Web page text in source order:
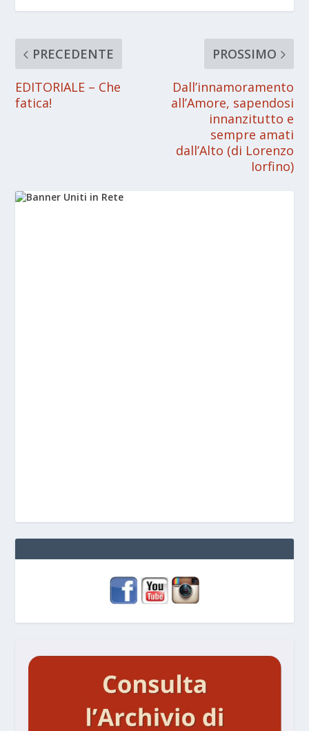
PRECEDENTE
EDITORIALE – Che
fatica!
PROSSIMO
Dall’innamoramento
all’Amore, sapendosi
innanzitutto e
sempre amati
dall’Alto (di Lorenzo
Iorfino)